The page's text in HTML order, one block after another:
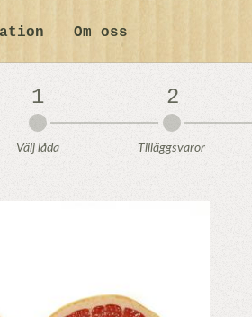
Om oss
1
Välj låda
2
Tilläggsvaror